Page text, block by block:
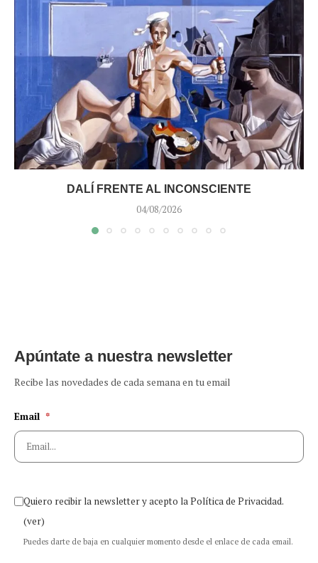
DALÍ FRENTE AL INCONSCIENTE
04/08/2026
Apúntate a nuestra newsletter
Recibe las novedades de cada semana en tu email
Email *
Quiero recibir la newsletter y acepto la Política de Privacidad.
(ver)
Puedes darte de baja en cualquier momento desde el enlace de cada email.